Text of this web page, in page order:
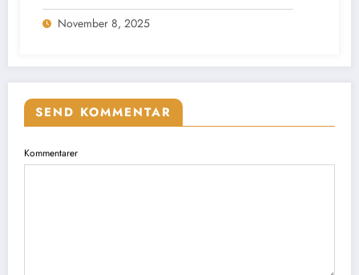
November 8, 2025
SEND KOMMENTAR
Kommentarer